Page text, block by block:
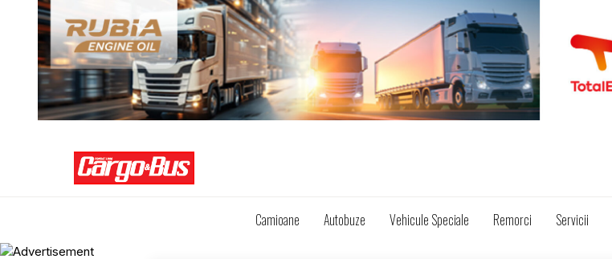
Camioane Autobuze Vehicule Speciale Remorci Servicii